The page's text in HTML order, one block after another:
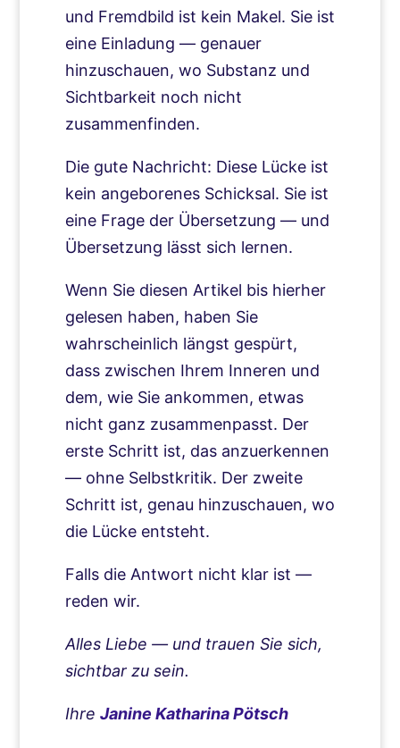
und Fremdbild ist kein Makel. Sie ist
eine Einladung — genauer
hinzuschauen, wo Substanz und
Sichtbarkeit noch nicht
zusammenfinden.
Die gute Nachricht: Diese Lücke ist
kein angeborenes Schicksal. Sie ist
eine Frage der Übersetzung — und
Übersetzung lässt sich lernen.
Wenn Sie diesen Artikel bis hierher
gelesen haben, haben Sie
wahrscheinlich längst gespürt,
dass zwischen Ihrem Inneren und
dem, wie Sie ankommen, etwas
nicht ganz zusammenpasst. Der
erste Schritt ist, das anzuerkennen
— ohne Selbstkritik. Der zweite
Schritt ist, genau hinzuschauen, wo
die Lücke entsteht.
Falls die Antwort nicht klar ist —
reden wir.
Alles Liebe — und trauen Sie sich,
sichtbar zu sein.
Ihre Janine Katharina Pötsch